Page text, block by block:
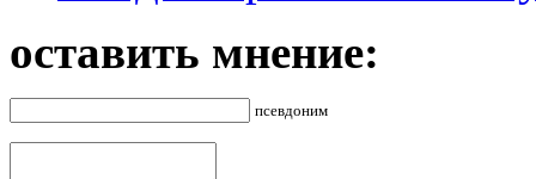
оставить мнение:
псевдоним